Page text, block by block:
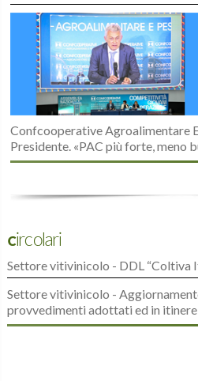
Confcooperative Agroalimentare
Presidente. «PAC più forte, meno
Circolari
Settore vitivinicolo - DDL “Coltiva
Settore vitivinicolo -
provvedimenti adottati ed in itinere